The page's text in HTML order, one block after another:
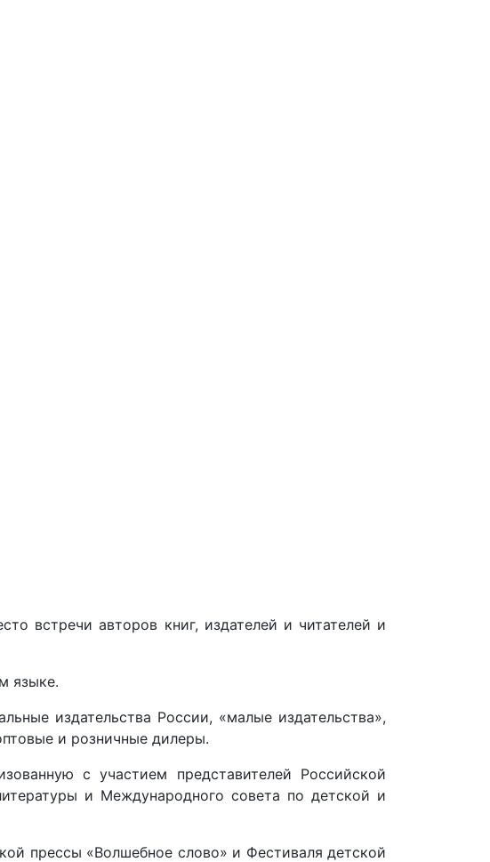
встречи авторов книг, издателей и читателей и
языке.
издательства России, «малые издательства»,
и розничные дилеры.
с участием представителей Российской
и Международного совета по детской и
прессы «Волшебное слово» и Фестиваля детской